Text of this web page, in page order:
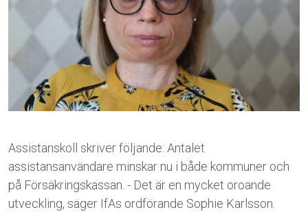
Assistanskoll skriver följande: Antalet
assistansanvändare minskar nu i både kommuner och
på Försäkringskassan. - Det är en mycket oroande
utveckling, säger IfAs ordförande Sophie Karlsson.